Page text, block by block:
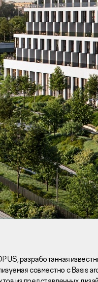
Дирекция
Вакансии
Новости
Контакты
oфиc
разработанная
совместно с Basis